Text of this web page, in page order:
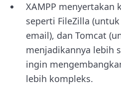
XAMPP menyertakan
seperti FileZilla (untuk
email), dan Tomcat
menjadikannya lebih
ingin
lebih kompleks.